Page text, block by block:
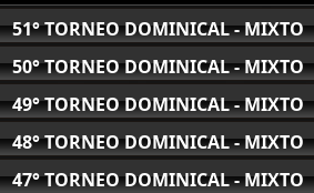
51° TORNEO DOMINICAL - MIXTO
50° TORNEO DOMINICAL - MIXTO
49° TORNEO DOMINICAL - MIXTO
48° TORNEO DOMINICAL - MIXTO
47° TORNEO DOMINICAL - MIXTO